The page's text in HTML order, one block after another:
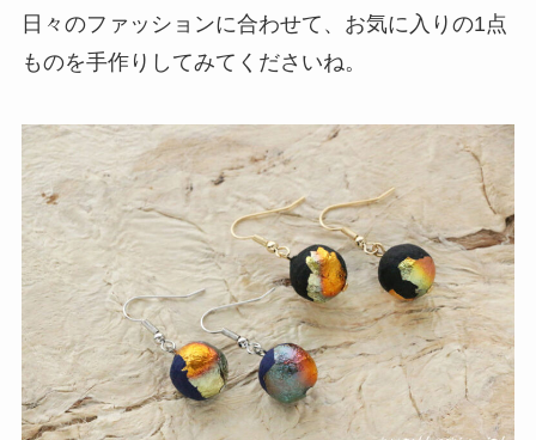
日々のファッションに合わせて、お気に入りの1点
ものを手作りしてみてくださいね。